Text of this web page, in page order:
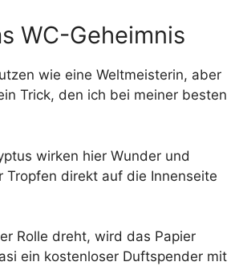
WC-Geheimnis
wie eine Weltmeisterin, aber
Trick, den ich bei meiner besten
wirken hier Wunder und
direkt auf die Innenseite
Rolle dreht, wird das Papier
ein kostenloser Duftspender mit